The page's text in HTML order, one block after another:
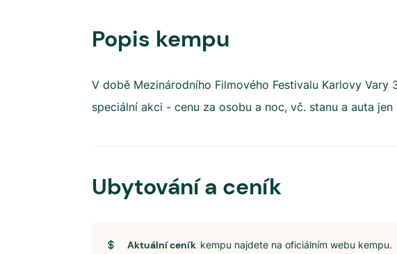
Popis kempu
V době Mezinárodního Filmového Festivalu Karlovy Vary
speciální akci - cenu za osobu a noc, vč. stanu a auta jen
Ubytování a ceník
Aktuální ceník kempu najdete na oficiálním webu kempu.